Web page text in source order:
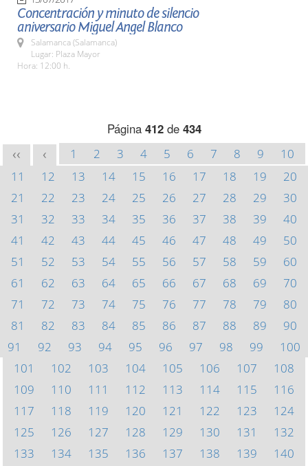
Concentración y minuto de silencio
aniversario Miguel Angel Blanco
Salamanca (Salamanca)
Lugar: Plaza Mayor
Hora: 12:00 h.
Página 412de 434
<< < 1 2 3 4 5 6 7 8 9
10
11
12 13 14 15 16 17 18 19
20
21
22 23 24 25 26 27 28 29
30
31
32 33 34 35 36 37 38 39
40
41
42 43 44 45 46 47 48 49
50
51
52 53 54 55 56 57 58 59
60
61
62 63 64 65 66 67 68 69
70
71
72 73 74 75 76 77 78 79
80
81
82 83 84 85 86 87 88 89
90
91
92 93 94 95 96 97 98 99
100
101
102 103 104 105 106 107
108
109
110 111 112 113 114 115
116
117
118 119 120 121 122 123
124
125
126 127 128 129 130 131
132
133
134 135 136 137 138 139
140